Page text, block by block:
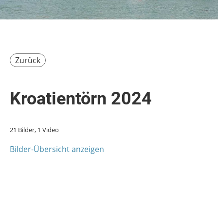
Zurück
Kroatientörn 2024
21 Bilder, 1 Video
Bilder-Übersicht anzeigen